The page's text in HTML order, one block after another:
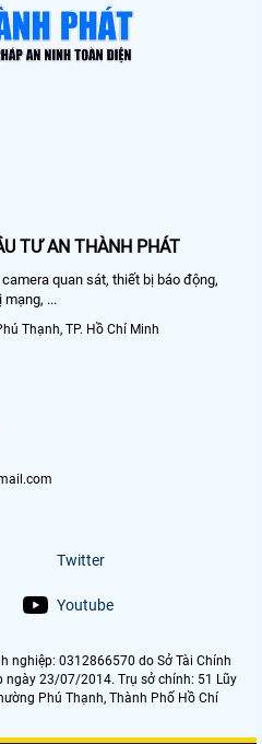
TƯ AN THÀNH PHÁT
quan sát, thiết bị báo động,
mạng, ...
Thạnh, TP. Hồ Chí Minh
Twitter
Youtube
nghiệp: 0312866570 do Sở Tài Chính
ngày 23/07/2014. Trụ sở chính: 51 Lũy
Phú Thạnh, Thành Phố Hồ Chí